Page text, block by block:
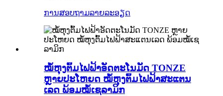
ການສອບຖາມລາຍລະອຽດ
ໝໍ້ຫຸງຕົ້ມໄຟຟ້າອັດຕະໂນມັດ TONZE
ຫຼາຍປະໂຫຍດ ໝໍ້ຫຸງຕົ້ມໄຟຟ້າສະແຕນ
ເລດ ພ້ອມໝໍ້ເຊລາມິກ